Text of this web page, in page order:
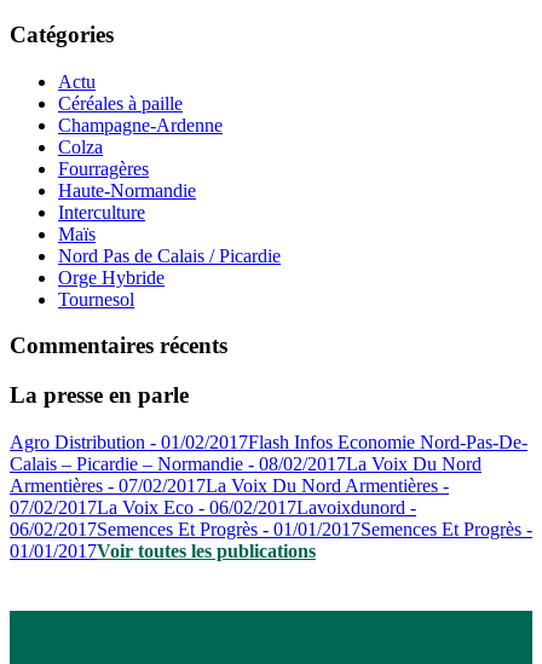
Catégories
Actu
Céréales à paille
Champagne-Ardenne
Colza
Fourragères
Haute-Normandie
Interculture
Maïs
Nord Pas de Calais / Picardie
Orge Hybride
Tournesol
Commentaires récents
La presse en parle
Agro Distribution - 01/02/2017Flash Infos Economie Nord-Pas-De-
Calais – Picardie – Normandie - 08/02/2017La Voix Du Nord
Armentières - 07/02/2017La Voix Du Nord Armentières -
07/02/2017La Voix Eco - 06/02/2017Lavoixdunord -
06/02/2017Semences Et Progrès - 01/01/2017Semences Et Progrès -
01/01/2017Voir toutes les publications